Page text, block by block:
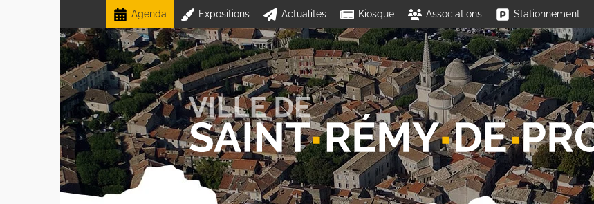
Agenda Expositions Actualités Kiosque Associations Stationnement